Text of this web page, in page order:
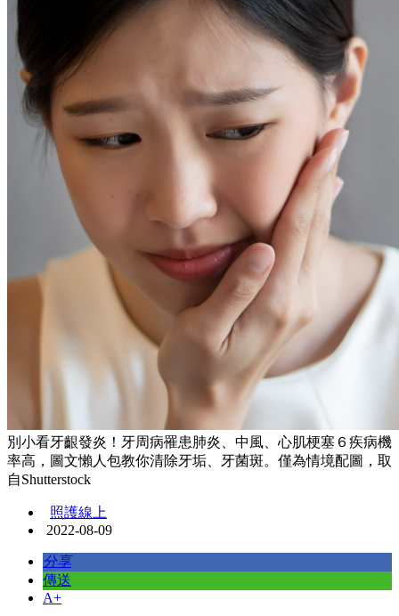
別小看牙齦發炎！牙周病罹患肺炎、中風、心肌梗塞６疾病機
率高，圖文懶人包教你清除牙垢、牙菌斑。僅為情境配圖，取
自Shutterstock
照護線上
2022-08-09
分享
傳送
A+